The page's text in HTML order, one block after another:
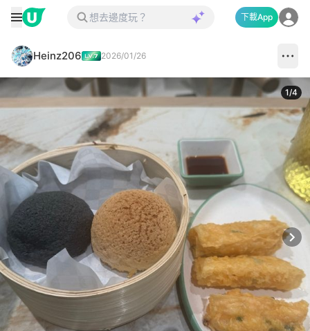
下載App
Heinz206 2026/01/26
1/4